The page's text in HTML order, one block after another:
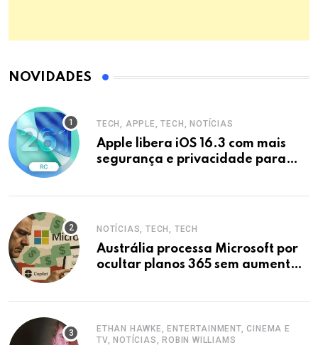
NOVIDADES
TECH, APPLE, TECH, NOTÍCIAS
Apple libera iOS 16.3 com mais
segurança e privacidade para
NOTÍCIAS, TECH, TECH
Austrália processa Microsoft por
ocultar planos 365 sem aumento e
ETHAN HAWKE, ENTERTAINMENT, CINEMA E
TV, NOTÍCIAS, ROBIN WILLIAMS